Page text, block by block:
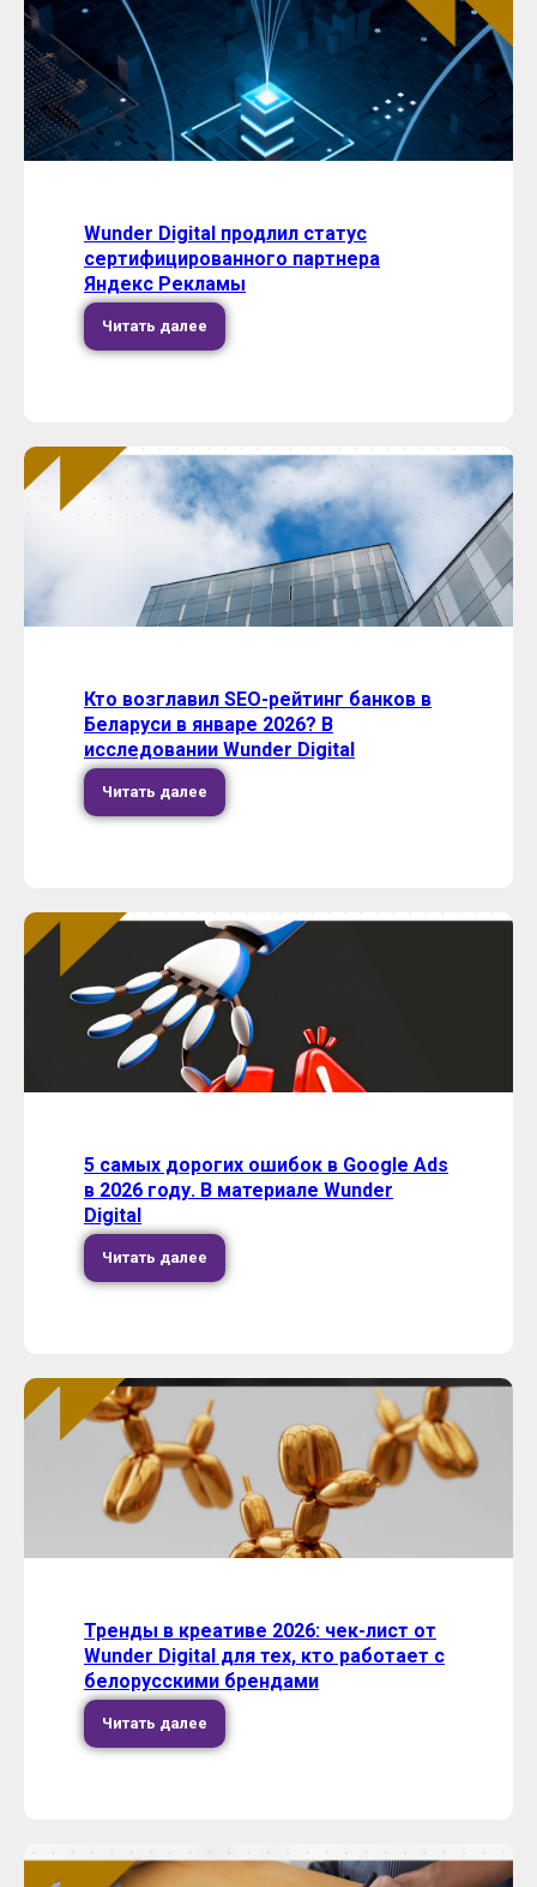
Wunder Digital продлил статус
сертифицированного партнера
Яндекс Рекламы
Читать далее
Кто возглавил SEO-рейтинг банков в
Беларуси в январе 2026? В
исследовании Wunder Digital
Читать далее
5 самых дорогих ошибок в Google Ads
в 2026 году. В материале Wunder
Digital
Читать далее
Тренды в креативе 2026: чек-лист от
Wunder Digital для тех, кто работает с
белорусскими брендами
Читать далее